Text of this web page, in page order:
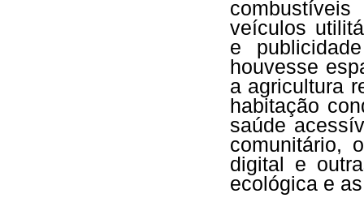
veículos
e
houvesse
a agricultura
habitação
saúde
comunitário,
digital e
ecológica e